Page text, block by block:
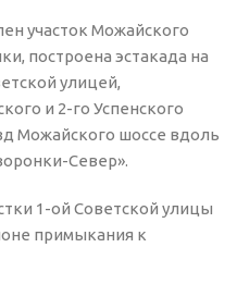
участок Можайского
построена эстакада на
улицей,
и 2-го Успенского
Можайского шоссе вдоль
Север».
1-ой Советской улицы
примыкания к